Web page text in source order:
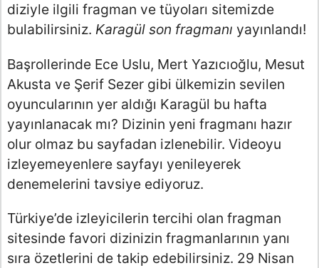
diziyle ilgili fragman ve tüyoları sitemizde
bulabilirsiniz. Karagül son fragmanı yayınlandı!
Başrollerinde Ece Uslu, Mert Yazıcıoğlu, Mesut
Akusta ve Şerif Sezer gibi ülkemizin sevilen
oyuncularının yer aldığı Karagül bu hafta
yayınlanacak mı? Dizinin yeni fragmanı hazır
olur olmaz bu sayfadan izlenebilir. Videoyu
izleyemeyenlere sayfayı yenileyerek
denemelerini tavsiye ediyoruz.
Türkiye’de izleyicilerin tercihi olan fragman
sitesinde favori dizinizin fragmanlarının yanı
sıra özetlerini de takip edebilirsiniz. 29 Nisan